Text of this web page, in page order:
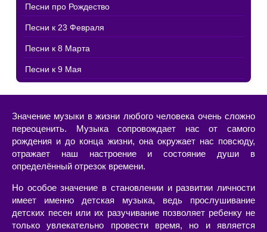
Песни про Рождество
Песни к 23 Февраля
Песни к 8 Марта
Песни к 9 Мая
Значение музыки в жизни любого человека очень сложно
переоценить. Музыка сопровождает нас от самого
рождения и до конца жизни, она окружает нас повсюду,
отражает наш настроение и состояние души в
определённый отрезок времени.
Но особое значение в становлении и развитии личности
имеет именно детская музыка, ведь прослушивание
детских песен или их разучивание позволяет ребенку не
только увлекательно провести время, но и является